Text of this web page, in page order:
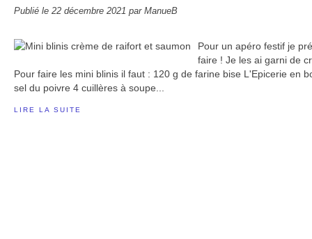
Publié le 22 décembre 2021 par ManueB
Pour un apéro festif je
faire ! Je les ai garni de
Pour faire les mini blinis il faut : 120 g de farine bise L'Epicerie en
sel du poivre 4 cuillères à soupe...
LIRE LA SUITE